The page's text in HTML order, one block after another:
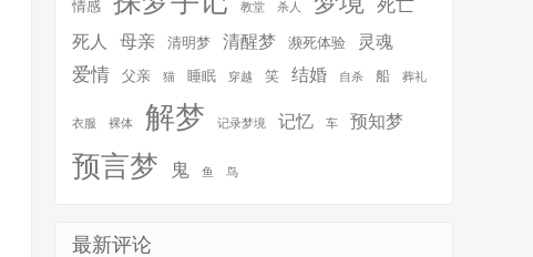
情感 教堂 杀人 死亡
死人 母亲 清明梦 清醒梦 濒死体验 灵魂
爱情 父亲 猫 睡眠 穿越 笑 结婚 自杀 船 葬礼
衣服 裸体 解梦 记录梦境 记忆 车 预知梦
预言梦 鬼 鱼 鸟
最新评论